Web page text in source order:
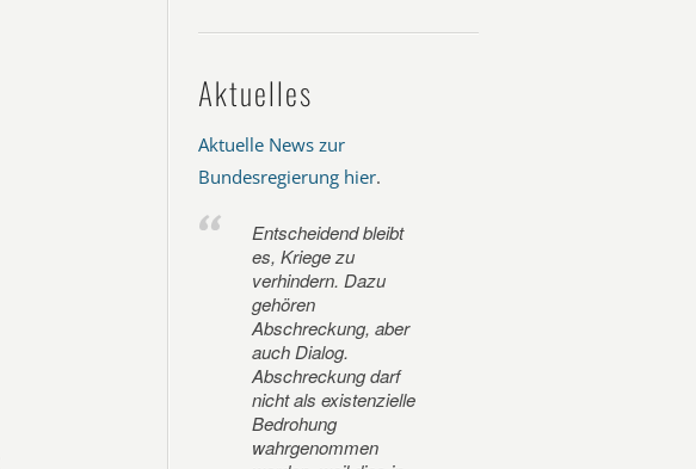
Aktuelles
Aktuelle News zur
Bundesregierung hier.
Entscheidend bleibt
es, Kriege zu
verhindern. Dazu
gehören
Abschreckung, aber
auch Dialog.
Abschreckung darf
nicht als existenzielle
Bedrohung
wahrgenommen